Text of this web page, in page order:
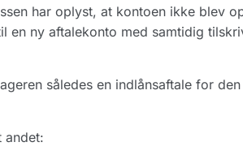
har oplyst, at kontoen ikke blev
ny aftalekonto med samtidig
således en indlånsaftale for
andet: